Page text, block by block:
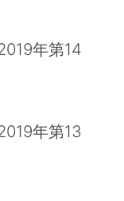
年第14
年第13